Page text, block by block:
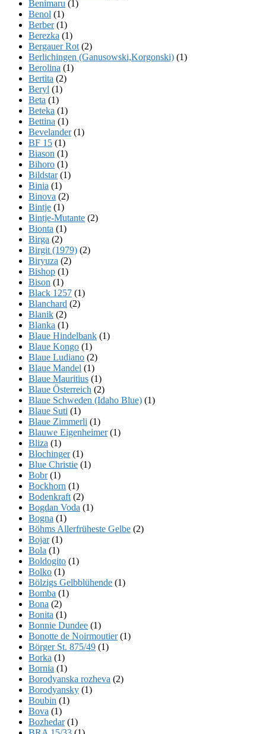
Benimaru (1)
Benol (1)
Berber(1)
Berezka (1)
Bergauer Rot (2)
Berlichingen (Ganusowski,Korgonski) (1)
Berolina (1)
Bertita (2)
Beryl (1)
Beta (1)
Beteka (1)
Bettina (1)
Bevelander(1)
BF 15 (1)
Biason (1)
Bihoro (1)
Bildstar(1)
Binia (1)
Binova (2)
Bintje (1)
Bintje-Mutante (2)
Bionta (1)
Birga (2)
Birgit (1979) (2)
Biryuza (2)
Bishop (1)
Bison (1)
Black 1257 (1)
Blanchard (2)
Blanik (2)
Blanka (1)
Blaue Hindelbank (1)
Blaue Kongo (1)
Blaue Ludiano (2)
Blaue Mandel (1)
Blaue Mauritius (1)
Blaue Österreich (2)
Blaue Schweden (Idaho Blue) (1)
Blaue Suti (1)
Blaue Zimmerli (1)
Blauwe Eigenheimer(1)
Bliza (1)
Blochinger(1)
Blue Christie (1)
Bobr(1)
Bockhorn (1)
Bodenkraft (2)
Bogdan Voda (1)
Bogna (1)
Böhms Allerfrüheste Gelbe (2)
Bojar(1)
Bola (1)
Boldogito (1)
Bolko (1)
Bölzigs Gelbblühende (1)
Bomba (1)
Bona (2)
Bonita (1)
Bonnie Dundee (1)
Bonotte de Noirmoutier(1)
Börger St. 875/49 (1)
Borka (1)
Bornia (1)
Borodyanska rozheva (2)
Borodyansky (1)
Boubin (1)
Bova (1)
Bozhedar(1)